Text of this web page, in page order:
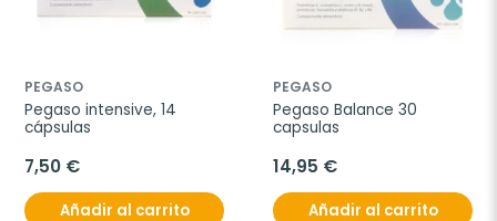
PEGASO
Pegaso intensive, 14
cápsulas
7,50 €
Añadir al carrito
PEGASO
Pegaso Balance 30
capsulas
14,95 €
Añadir al carrito